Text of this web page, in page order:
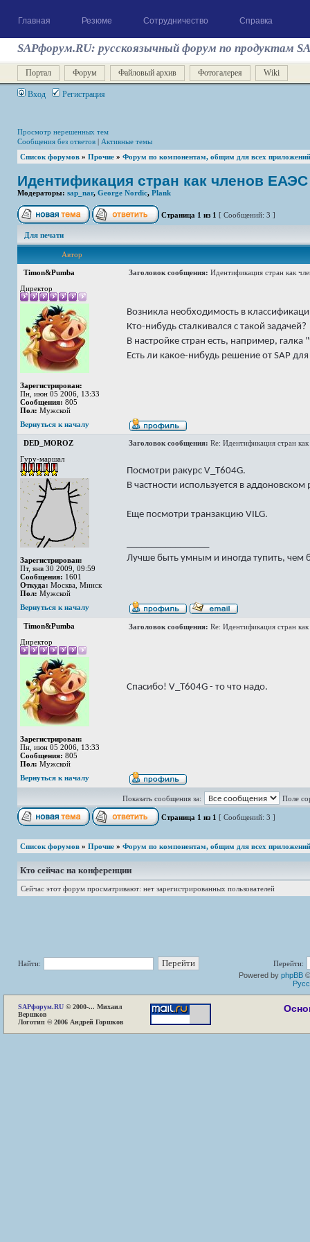
Главная Резюме Сотрудничество Справка
SAPфорум.RU: русскоязычный форум по продуктам
Портал Форум Файловый архив Фотогалерея Wiki
Вход Регистрация
Просмотр нерешенных тем
Сообщения без ответов | Активные темы
Список форумов » Прочие » Форум по компонентам, общим для всех приложений
Идентификация стран как членов ЕАЭС
Модераторы: sap_nar, George Nordic, Plank
Страница 1 из 1 [ Сообщений: 3 ]
Для печати
Автор
Timon&Pumba Заголовок сообщения: Идентификация стран как
Директор
Зарегистрирован:
Пн, июн 05 2006, 13:33
Сообщения: 805
Пол: Мужской
Возникла необходимость в
Кто-нибудь сталкивался с такой задачей?
В настройке стран есть, например, галка
Есть ли какое-нибудь решение от SAP
Вернуться к началу
DED_MOROZ Заголовок сообщения: Re: Идентификация стран
Гуру-маршал
Зарегистрирован:
Пт, янв 30 2009, 09:59
Сообщения: 1601
Откуда: Москва, Минск
Пол: Мужской
Посмотри ракурс V_T604G.
В частности используется в
Еще посмотри транзакцию VILG.
Лучше быть умным и иногда тупить, чем
Вернуться к началу
Timon&Pumba Заголовок сообщения: Re: Идентификация стран
Директор
Зарегистрирован:
Пн, июн 05 2006, 13:33
Сообщения: 805
Пол: Мужской
Спасибо! V_T604G - то что надо.
Вернуться к началу
Показать сообщения за: Поле
Страница 1 из 1 [ Сообщений: 3 ]
Список форумов » Прочие » Форум по компонентам, общим для всех приложений
Кто сейчас на конференции
Сейчас этот форум просматривают: нет зарегистрированных пользователей
Найти:
Перейти:
Powered by phpBB
SAPфорум.RU © 2000-... Михаил
Вершков
Логотип © 2006 Андрей Горшков